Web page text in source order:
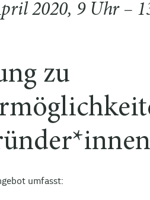
2020, 9 Uhr –
zu
umfasst: